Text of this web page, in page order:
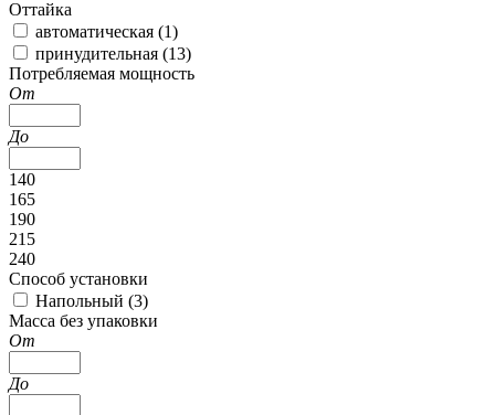
Оттайка
автоматическая (1)
принудительная (13)
Потребляемая мощность
От
До
140
165
190
215
240
Способ установки
Напольный (3)
Масса без упаковки
От
До